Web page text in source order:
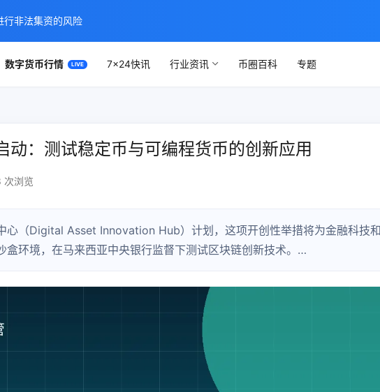
数字货币行情 7×24快讯 行业资讯 币圈百科 专题
动：测试稳定币与可编程货币的创新应用
次浏览
心（Digital Asset Innovation Hub）计划，这项开创性举措将为金融科技和
盒环境，在马来西亚中央银行监督下测试区块链创新技术。…
非法集资的风险